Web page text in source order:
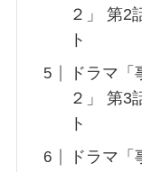
２」 第2
ト
ドラマ
２」 第3
ト
ドラマ